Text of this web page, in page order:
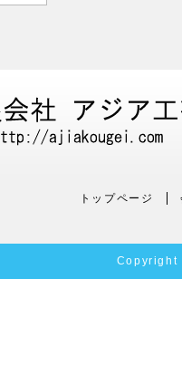
トップページ
Copyright